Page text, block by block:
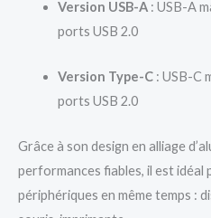
Version USB-A: USB-A
ports USB 2.0
Version Type-C: USB-C
ports USB 2.0
Grâce à son design en alliage
performances fiables, il est idéal
périphériques en même temps :